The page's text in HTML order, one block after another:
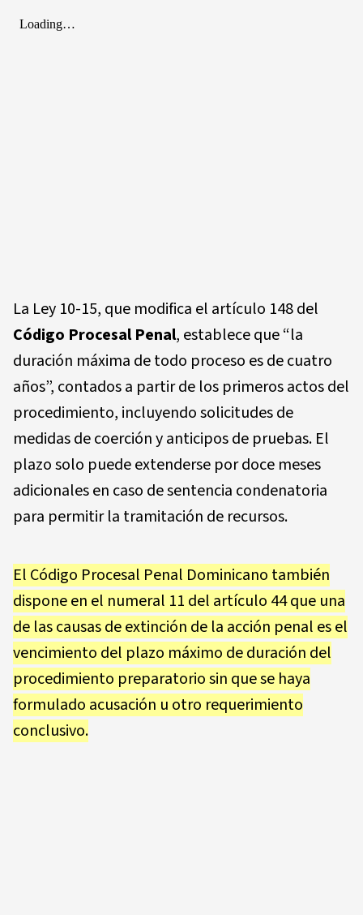
La Ley 10-15, que modifica el artículo 148 del
Código Procesal Penal, establece que “la
duración máxima de todo proceso es de cuatro
años”, contados a partir de los primeros actos del
procedimiento, incluyendo solicitudes de
medidas de coerción y anticipos de pruebas. El
plazo solo puede extenderse por doce meses
adicionales en caso de sentencia condenatoria
para permitir la tramitación de recursos.
El Código Procesal Penal Dominicano también
dispone en el numeral 11 del artículo 44 que una
de las causas de extinción de la acción penal es el
vencimiento del plazo máximo de duración del
procedimiento preparatorio sin que se haya
formulado acusación u otro requerimiento
conclusivo.